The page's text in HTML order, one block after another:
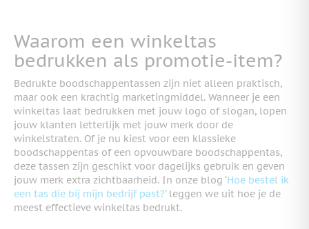
Waarom een winkeltas
bedrukken als promotie-item?
Bedrukte boodschappentassen zijn niet alleen praktisch,
maar ook een krachtig marketingmiddel. Wanneer je een
winkeltas laat bedrukken met jouw logo of slogan, lopen
jouw klanten letterlijk met jouw merk door de
winkelstraten. Of je nu kiest voor een klassieke
boodschappentas of een opvouwbare boodschappentas,
deze tassen zijn geschikt voor dagelijks gebruik en geven
jouw merk extra zichtbaarheid. In onze blog ‘Hoe bestel ik
een tas die bij mijn bedrijf past?’ leggen we uit hoe je de
meest effectieve winkeltas bedrukt.